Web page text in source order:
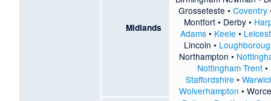
Midlands
Grosseteste •Coventry
Montfort • Derby •
Adams • Keele •
Lincoln •
Northampton •
Nottingham Trent•
Staffordshire •
Wolverhampton •